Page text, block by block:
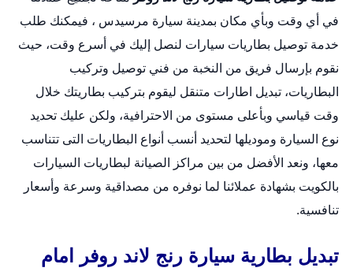
في أي وقت وبأي مكان بمدينة سيارة مرسيدس ، فيمكنك طلب
خدمة توصيل بطاريات سيارات لنصل إليك في أسرع وقت، حيث
نقوم بإرسال فريق من النخبة من فني توصيل وتركيب
البطاريات، تبديل اطارات متنقل ليقوم بتركيب بطاريتك خلال
وقت قياسي وبأعلى مستوى من الاحترافية، ولكن عليك تحديد
نوع السيارة وموديلها لتحديد أنسب أنواع البطاريات التى تتناسب
معها، ونعد الأفضل من بين مراكز الصيانة لبطاريات السيارات
بالكويت بشهادة عملائنا لما نوفره من مصداقية وسرعة وأسعار
تنافسية.
تبديل بطارية سيارة رنج لاند روفر امام